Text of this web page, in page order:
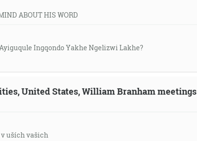
ABOUT HIS WORD
Ingqondo Yakhe Ngelizwi Lakhe?
United States, William Branham meetings
v uších vašich